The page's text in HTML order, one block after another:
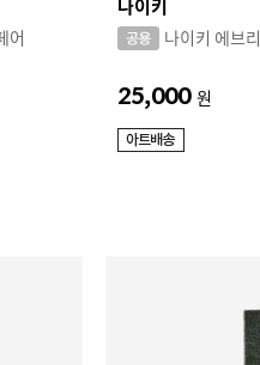
어
나이키
나이키 에브
25,000 원